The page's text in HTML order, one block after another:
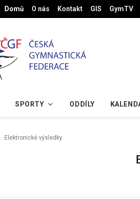
Domů O nás Kontakt GIS GymTV
SPORTY ODDÍLY
Elektronické výsledky